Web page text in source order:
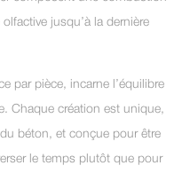
jusqu’à la dernière
par pièce, incarne l’équilibre
Chaque création est unique,
béton, et conçue pour être
le temps plutôt que pour